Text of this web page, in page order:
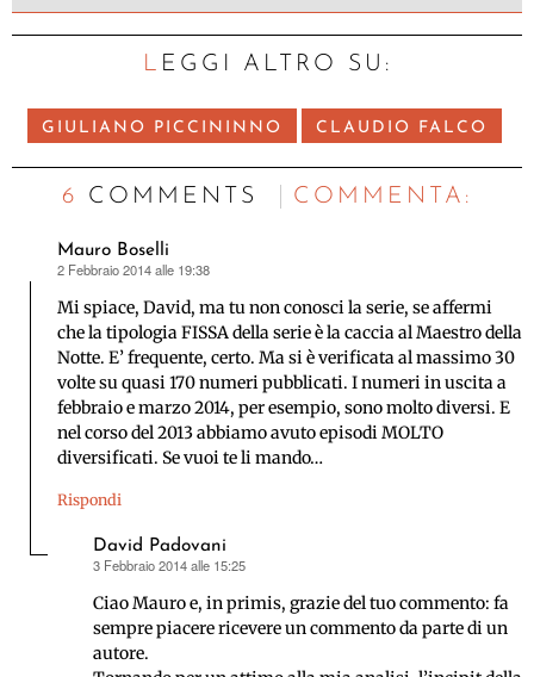
LEGGI ALTRO SU:
GIULIANO PICCININNO CLAUDIO FALCO
6 COMMENTS C OMMENTA:
Mauro Boselli
ha
detto:
2 Febbraio 2014 alle 19:38
Mi spiace, David, ma tu non conosci la serie, se affermi
che la tipologia FISSA della serie è la caccia al Maestro della
Notte. E’ frequente, certo. Ma si è verificata al massimo 30
volte su quasi 170 numeri pubblicati. I numeri in uscita a
febbraio e marzo 2014, per esempio, sono molto diversi. E
nel corso del 2013 abbiamo avuto episodi MOLTO
diversificati. Se vuoi te li mando…
Rispondi
David Padovani
ha
detto:
3 Febbraio 2014 alle 15:25
Ciao Mauro e, in primis, grazie del tuo commento: fa
sempre piacere ricevere un commento da parte di un
autore.